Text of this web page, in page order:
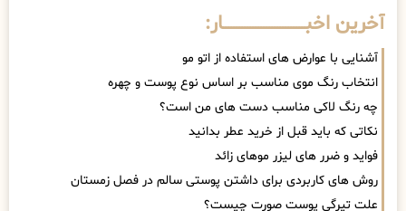
آخرین اخبــــــــــــــــــــــــــــــار:
آشنایی با عوارض های استفاده از اتو مو
انتخاب رنگ موی مناسب بر اساس نوع پوست و چهره
چه رنگ لاکی مناسب دست های من است؟
نکاتی که باید قبل از خرید عطر بدانید
فواید و ضرر های لیزر موهای زائد
روش های کاربردی برای داشتن پوستی سالم در فصل زمستان
علت تیرگی پوست صورت چیست؟